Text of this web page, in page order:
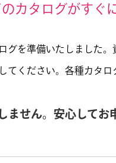
カタログがすぐ
グを準備いたしました
てください。各種カタ
ません。安心してお